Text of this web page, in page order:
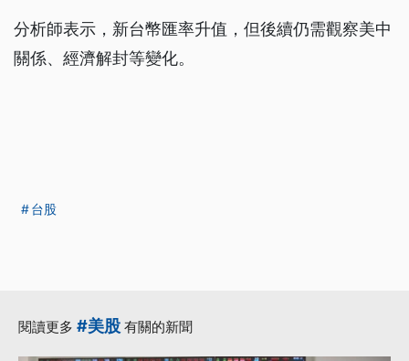
分析師表示，新台幣匯率升值，但後續仍需觀察美中
關係、經濟解封等變化。
台股
閱讀更多 #美股 有關的新聞